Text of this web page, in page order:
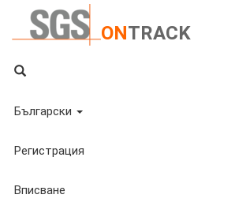
ONTRACK
Български
Регистрация
Вписване